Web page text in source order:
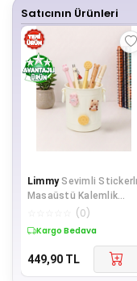
Satıcının Ürünleri
Limmy Sevimli Stickerlı
Masaüstü Kalemlik
Organizer - Krem
(0)
Kargo Bedava
449,90 TL